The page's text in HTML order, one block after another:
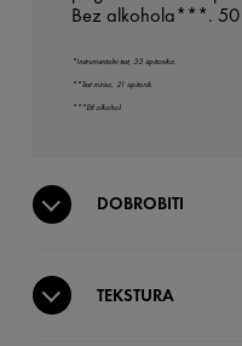
Bez alkohola***. 50
*Instrumentalni test, 33 ispitanika.
**Test mirisa, 21 ispitanik.
***Etil alkohol.
DOBROBITI
TEKSTURA